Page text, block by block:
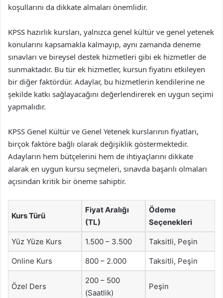
koşullarını da dikkate almaları önemlidir.
KPSS hazırlık kursları, yalnızca genel kültür ve genel yetenek
konularını kapsamakla kalmayıp, aynı zamanda deneme
sınavları ve bireysel destek hizmetleri gibi ek hizmetler de
sunmaktadır. Bu tür ek hizmetler, kursun fiyatını etkileyen
bir diğer faktördür. Adaylar, bu hizmetlerin kendilerine ne
şekilde katkı sağlayacağını değerlendirerek en uygun seçimi
yapmalıdır.
KPSS Genel Kültür ve Genel Yetenek kurslarının fiyatları,
birçok faktöre bağlı olarak değişiklik göstermektedir.
Adayların hem bütçelerini hem de ihtiyaçlarını dikkate
alarak en uygun kursu seçmeleri, sınavda başarılı olmaları
açısından kritik bir öneme sahiptir.
Kurs Türü
Fiyat Aralığı
(TL)
Ödeme
Seçenekleri
Yüz Yüze Kurs 1.500 – 3.500 Taksitli, Peşin
Online Kurs 800 – 2.000 Taksitli, Peşin
Özel Ders
200 – 500
(Saatlik)
Peşin